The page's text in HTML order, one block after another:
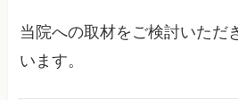
当院への取材をご検討いただ
います。